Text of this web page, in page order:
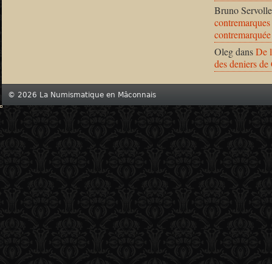
Bruno Servolle
OlegdansDe
des deniers
© 2026 La Numismatique en Mâconnais